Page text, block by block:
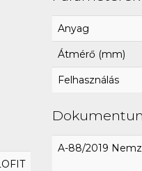
Anyag
Átmérő (mm)
Felhasználás
A-88/2019